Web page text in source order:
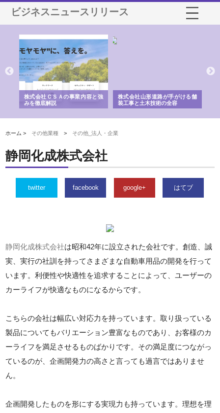
ビジネスニュースリリース
株式会社ＣＳＡの事業内容と強
みを徹底解説
株式会社山形道路が手がける舗
装工事と土木技術の全容
ホーム > その他業種 > その他_法人・企業
静岡化成株式会社
twitter facebook google+ はてブ
静岡化成株式会社は昭和42年に設立された会社です。創造、誠
実、実行の社訓を持ってさまざまな自動車用品の開発を行って
います。利便性や快適性を追求することによって、ユーザーの
カーライフが快適なものになるからです。
こちらの会社は幅広い対応力を持っています。取り扱っている
製品についてもバリエーション豊富なものであり、お客様のカ
ーライフを満足させるものばかりです。その満足度につながっ
ているのが、企画開発力の高さと言っても過言ではありませ
ん。
企画開発したものを形にする実現力も持っています。理想を理